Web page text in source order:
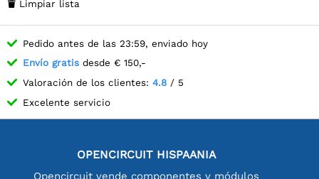
 Limpiar lista
Pedido antes de las 23:59, enviado hoy
Envío gratis desde € 150,-
Valoración de los clientes: 4.8 / 5
Excelente servicio
OPENCIRCUIT HISPAANIA
Opencircuit vende componentes y módulos